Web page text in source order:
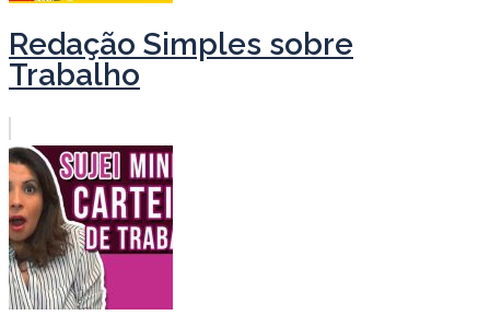
Redação Simples sobre
Trabalho